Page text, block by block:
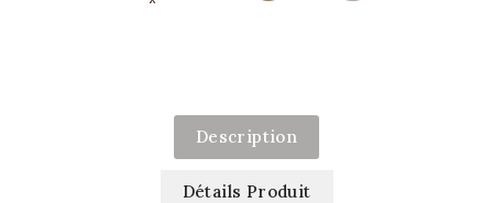
Description
Détails Produit